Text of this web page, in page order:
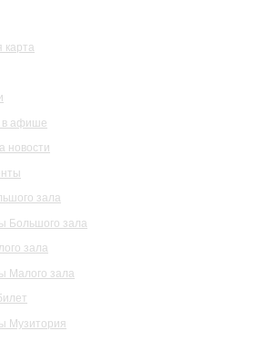
карта
в афише
новости
зала
Большого зала
зала
Малого зала
Музитория